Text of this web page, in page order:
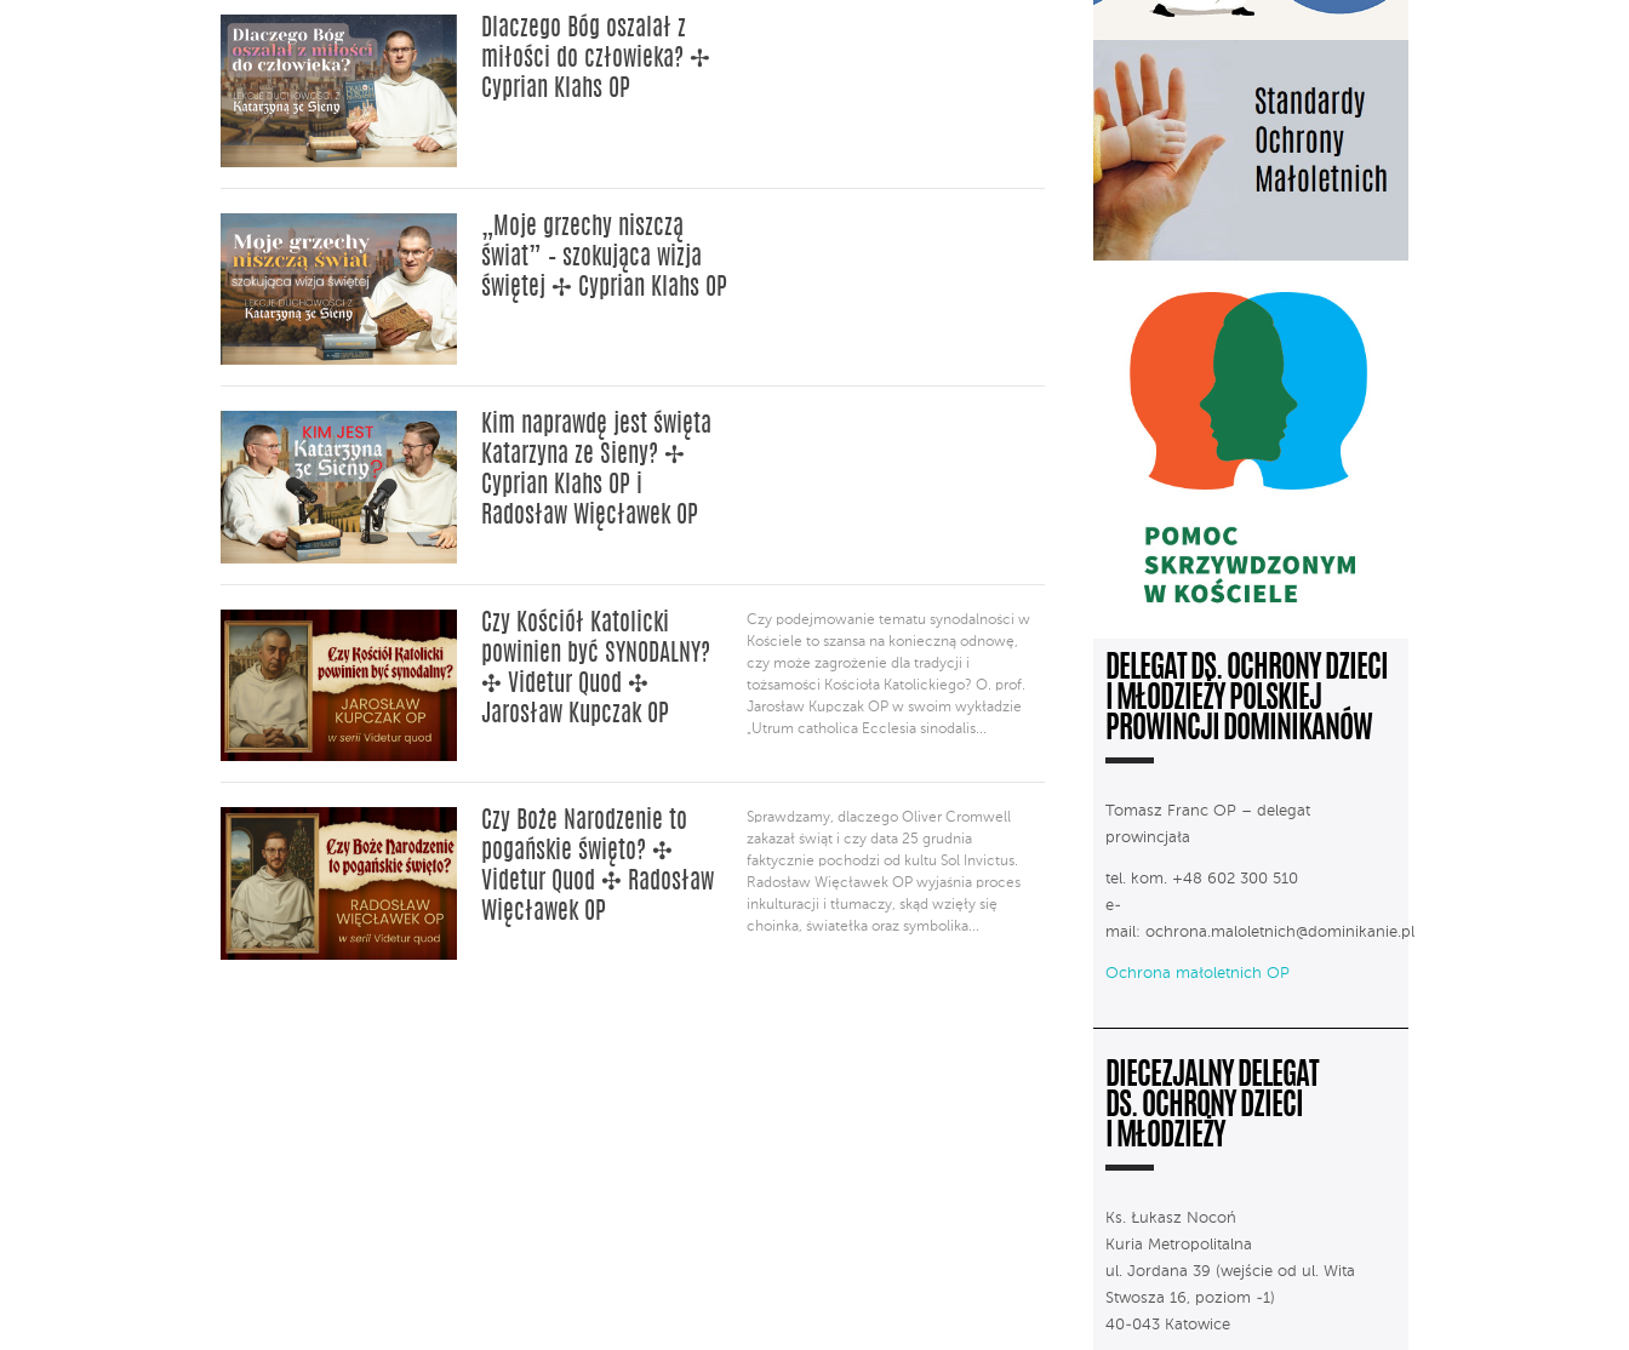
Dlaczego Bóg oszalał z
miłości do człowieka? ✢
Cyprian Klahs OP
„Moje grzechy niszczą
świat” – szokująca wizja
świętej ✢ Cyprian Klahs OP
Kim naprawdę jest święta
Katarzyna ze Sieny? ✢
Cyprian Klahs OP i
Radosław Więcławek OP
Czy Kościół Katolicki
powinien być SYNODALNY?
✣ Videtur Quod ✣
Jarosław Kupczak OP
Czy podejmowanie tematu synodalności w
Kościele to szansa na konieczną odnowę,
czy może zagrożenie dla tradycji i
tożsamości Kościoła Katolickiego? O. prof.
Jarosław Kupczak OP w swoim wykładzie
„Utrum catholica Ecclesia sinodalis...
Czy Boże Narodzenie to
pogańskie święto? ✣
Videtur Quod ✣ Radosław
Więcławek OP
Sprawdzamy, dlaczego Oliver Cromwell
zakazał świąt i czy data 25 grudnia
faktycznie pochodzi od kultu Sol Invictus.
Radosław Więcławek OP wyjaśnia proces
inkulturacji i tłumaczy, skąd wzięły się
choinka, światełka oraz symbolika...
DELEGAT DS. OCHRONY DZIECI
I MŁODZIEŻY POLSKIEJ
PROWINCJI DOMINIKANÓW
Tomasz Franc OP – delegat
prowincjała
tel. kom. +48 602 300 510
e-
mail: ochrona.maloletnich@dominikanie.pl
Ochrona małoletnich OP
DIECEZJALNY DELEGAT
DS. OCHRONY DZIECI
I MŁODZIEŻY
Ks. Łukasz Nocoń
Kuria Metropolitalna
ul. Jordana 39 (wejście od ul. Wita
Stwosza 16, poziom -1)
40-043 Katowice